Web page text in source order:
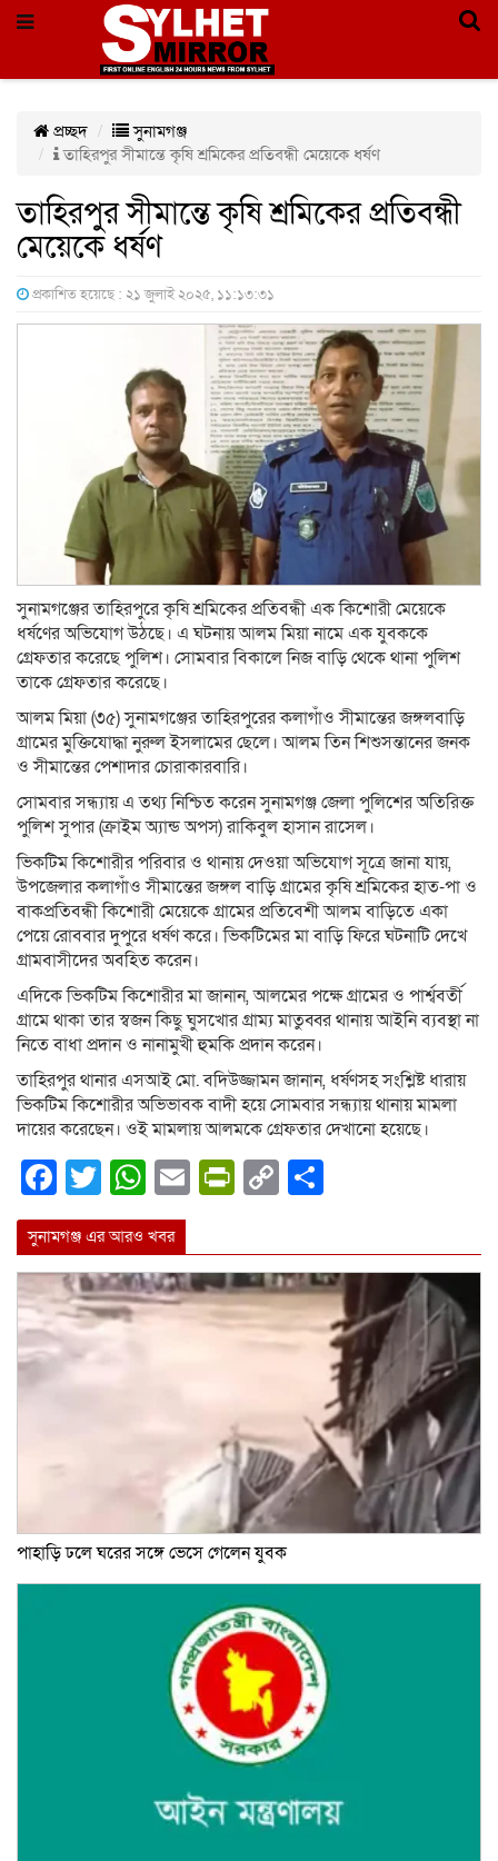
প্রচ্ছদ
সুনামগঞ্জ
তাহিরপুর সীমান্তে কৃষি শ্রমিকের প্রতিবন্ধী মেয়েকে ধর্ষণ
তাহিরপুর সীমান্তে কৃষি শ্রমিকের প্রতিবন্ধী
মেয়েকে ধর্ষণ
প্রকাশিত হয়েছে : ২১ জুলাই ২০২৫, ১১:১৩:৩১
সুনামগঞ্জের তাহিরপুরে কৃষি শ্রমিকের প্রতিবন্ধী এক কিশোরী মেয়েকে
ধর্ষণের অভিযোগ উঠছে। এ ঘটনায় আলম মিয়া নামে এক যুবককে
গ্রেফতার করেছে পুলিশ। সোমবার বিকালে নিজ বাড়ি থেকে থানা পুলিশ
তাকে গ্রেফতার করেছে।
আলম মিয়া (৩৫) সুনামগঞ্জের তাহিরপুরের কলাগাঁও সীমান্তের জঙ্গলবাড়ি
গ্রামের মুক্তিযোদ্ধা নুরুল ইসলামের ছেলে। আলম তিন শিশুসন্তানের জনক
ও সীমান্তের পেশাদার চোরাকারবারি।
সোমবার সন্ধ্যায় এ তথ্য নিশ্চিত করেন সুনামগঞ্জ জেলা পুলিশের অতিরিক্ত
পুলিশ সুপার (ক্রাইম অ্যান্ড অপস) রাকিবুল হাসান রাসেল।
ভিকটিম কিশোরীর পরিবার ও থানায় দেওয়া অভিযোগ সূত্রে জানা যায়,
উপজেলার কলাগাঁও সীমান্তের জঙ্গল বাড়ি গ্রামের কৃষি শ্রমিকের হাত-পা ও
বাকপ্রতিবন্ধী কিশোরী মেয়েকে গ্রামের প্রতিবেশী আলম বাড়িতে একা
পেয়ে রোববার দুপুরে ধর্ষণ করে। ভিকটিমের মা বাড়ি ফিরে ঘটনাটি দেখে
গ্রামবাসীদের অবহিত করেন।
এদিকে ভিকটিম কিশোরীর মা জানান, আলমের পক্ষে গ্রামের ও পার্শ্ববর্তী
গ্রামে থাকা তার স্বজন কিছু ঘুসখোর গ্রাম্য মাতুব্বর থানায় আইনি ব্যবস্থা না
নিতে বাধা প্রদান ও নানামুখী হুমকি প্রদান করেন।
তাহিরপুর থানার এসআই মো. বদিউজ্জামন জানান, ধর্ষণসহ সংশ্লিষ্ট ধারায়
ভিকটিম কিশোরীর অভিভাবক বাদী হয়ে সোমবার সন্ধ্যায় থানায় মামলা
দায়ের করেছেন। ওই মামলায় আলমকে গ্রেফতার দেখানো হয়েছে।
Facebook
Twitter
WhatsApp
EmailPrintFriendly
Copy
সুনামগঞ্জ এর আরও খবর
পাহাড়ি ঢলে ঘরের সঙ্গে ভেসে গেলেন যুবক